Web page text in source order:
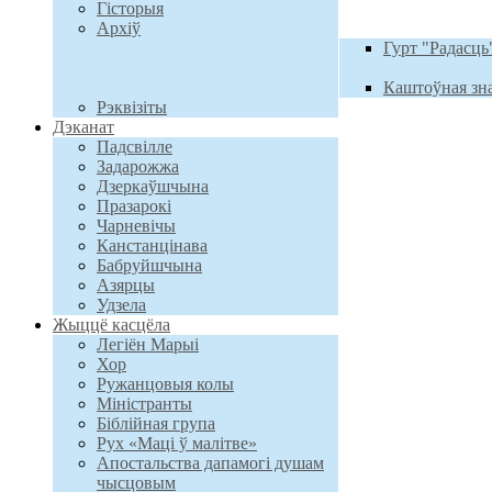
Гісторыя
Архiў
Гурт
Каштоўная
Рэквізіты
Дэканат
Падсвілле
Задарожжа
Дзеркаўшчына
Празарокі
Чарневічы
Канстанцінава
Бабруйшчына
Азярцы
Удзела
Жыццё касцёла
Легіён Марыі
Хор
Ружанцовыя колы
Міністранты
Біблійная група
Рух «Маці ў малітве»
Апостальства дапамогі душам
чысцовым